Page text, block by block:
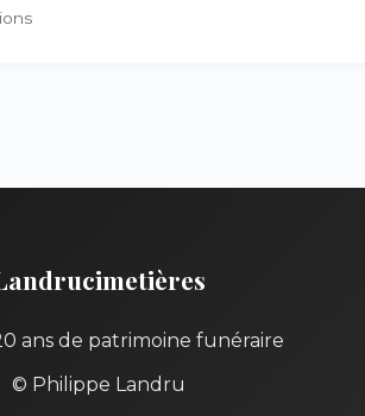
ans de patrimoine funéraire
© Philippe Landru